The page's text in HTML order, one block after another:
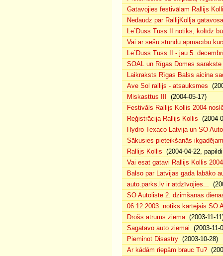
Gatavojies festivālam Rallijs
Nedaudz par RallijKollja
Le`Duss Tuss II notiks, kolīdz
Vai ar sešu stundu apmācību
Le`Duss Tuss II - jau 5.
SOAL un Rīgas Domes
Laikraksts Rīgas Balss aicina
Ave Sol rallijs - atsauksmes
Miskasttus III
(2004-05-17)
Festivāls Rallijs Kollis 2004
Reģistrācija Rallijs Kollis (2004-
Hydro Texaco Latvija un SO
Sākusies pieteikšanās
Rallijs Kollis (2004-04-22,
Vai esat gatavi Rallijs Kollis
Balso par Latvijas gada labāko
auto.parks.lv ir atdzīvojies...
SO Autoliste 2. dzimšanas
06.12.2003. notiks kārtējais SO
Drošs ātrums ziemā(2003-11-
Sagatavo auto ziemai (2003-11-
Pieminot Disastry (2003-10-28)
Ar kādām riepām brauc Tu?